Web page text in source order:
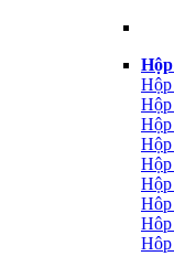
Hộp
Hộp
Hộp
Hộp
Hộp
Hôp
Hôp